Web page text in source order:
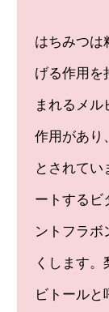
はちみつは
げる作用を
まれるメル
作用があり
とされて
ートするビ
ントフラボ
くします
ビトール